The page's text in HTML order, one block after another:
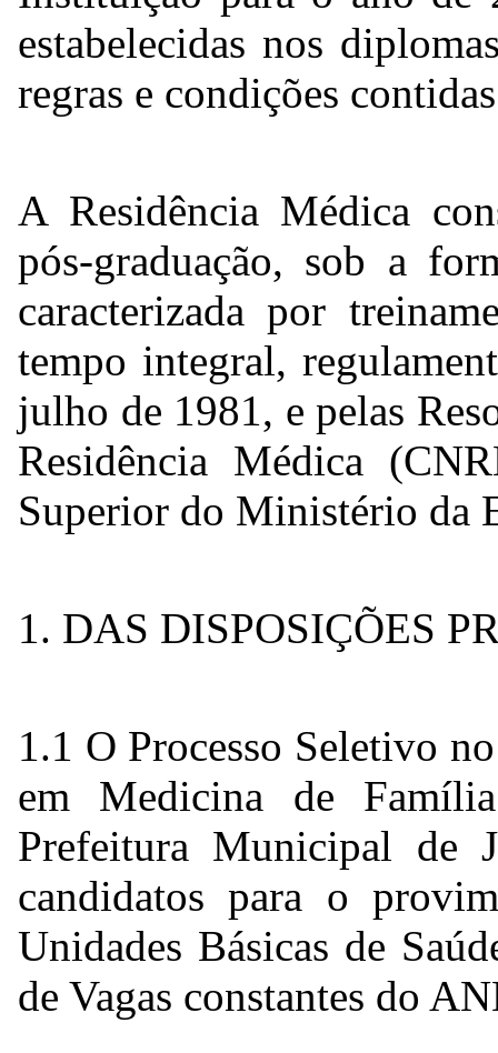
estabelecidas nos
regras e condições
A Residência Médica
pós-graduação, sob a
caracterizada por
tempo integral,
julho de 1981, e pelas
Residência Médica
Superior do Ministério da
1. DAS DISPOSIÇÕES
1.1 O Processo Seletivo
em Medicina de
Prefeitura Municipal de
candidatos para o
Unidades Básicas de
de Vagas constantes do